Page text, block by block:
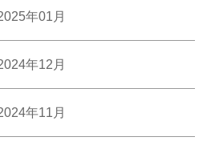
年01月
年12月
年11月